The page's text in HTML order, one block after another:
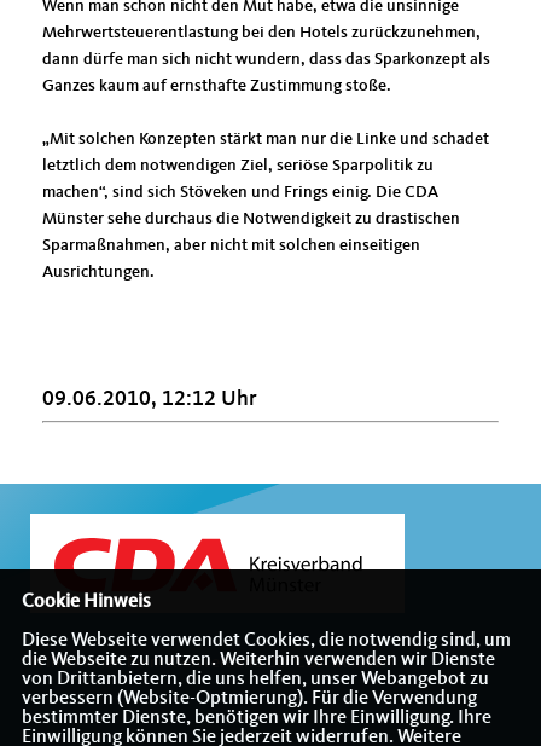
Wenn man schon nicht den Mut habe, etwa die unsinnige
Mehrwertsteuerentlastung bei den Hotels zurückzunehmen,
dann dürfe man sich nicht wundern, dass das Sparkonzept als
Ganzes kaum auf ernsthafte Zustimmung stoße.
Mit solchen Konzepten stärkt man nur die Linke und schadet
letztlich dem notwendigen Ziel, seriöse Sparpolitik zu
machen“, sind sich Stöveken und Frings einig. Die CDA
Münster sehe durchaus die Notwendigkeit zu drastischen
Sparmaßnahmen, aber nicht mit solchen einseitigen
Ausrichtungen.
09.06.2010, 12:12 Uhr
Willkommen beim Kreisverband der CDA Münster
Cookie Hinweis
Diese Webseite verwendet Cookies, die notwendig sind, um
die Webseite zu nutzen. Weiterhin verwenden wir Dienste
von Drittanbietern, die uns helfen, unser Webangebot zu
verbessern (Website-Optmierung). Für die Verwendung
bestimmter Dienste, benötigen wir Ihre Einwilligung. Ihre
Einwilligung können Sie jederzeit widerrufen. Weitere